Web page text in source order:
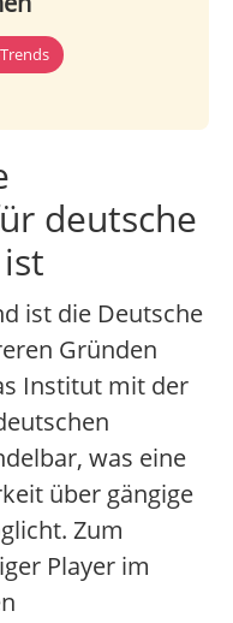
deutsche
ist die Deutsche
Gründen
Institut mit der
was eine
über gängige
Zum
Player im